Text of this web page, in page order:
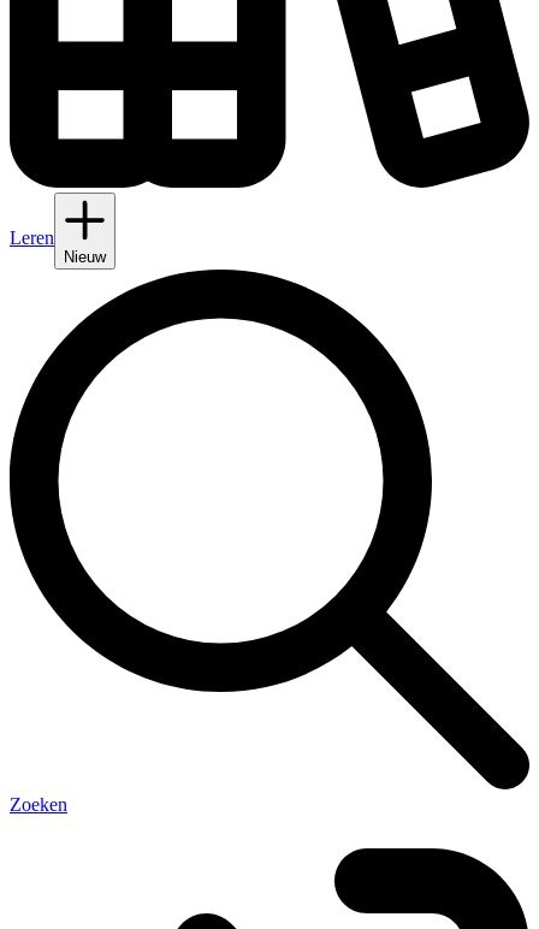
Leren
Nieuw
Zoeken